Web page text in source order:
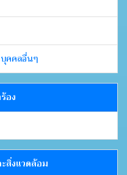
คคลอื่นๆ
อง
สิ่งแวดล้อม